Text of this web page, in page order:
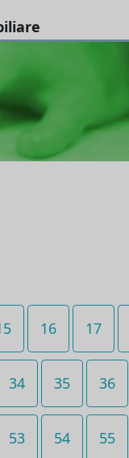
16 17
34 35 36
53 54 55